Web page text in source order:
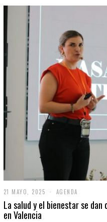
21 MAYO, 2025
1
M
AGENDA
La salud y el bienestar se
en Valencia